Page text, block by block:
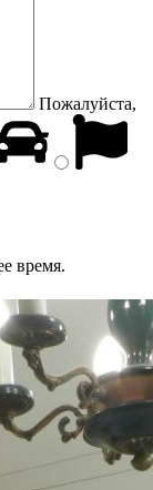
Пожалуйста,
время.